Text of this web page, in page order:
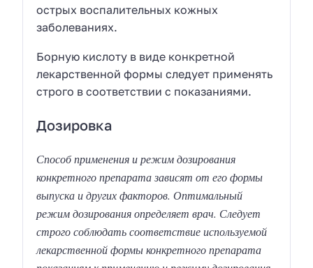
острых воспалительных кожных
заболеваниях.
Борную кислоту в виде конкретной
лекарственной формы следует применять
строго в соответствии с показаниями.
Дозировка
Способ применения и режим дозирования
конкретного препарата зависят от его формы
выпуска и других факторов. Оптимальный
режим дозирования определяет врач. Следует
строго соблюдать соответствие используемой
лекарственной формы конкретного препарата